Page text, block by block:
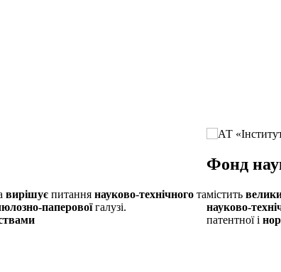
вирішує питання науково-технічного та
паперовоїгалузі.
Фонд
містить
науково-
патентної і